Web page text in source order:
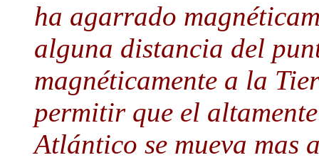
ha agarrado
alguna distancia del
magnéticamente a la
permitir que el
Atlántico se mueva mas